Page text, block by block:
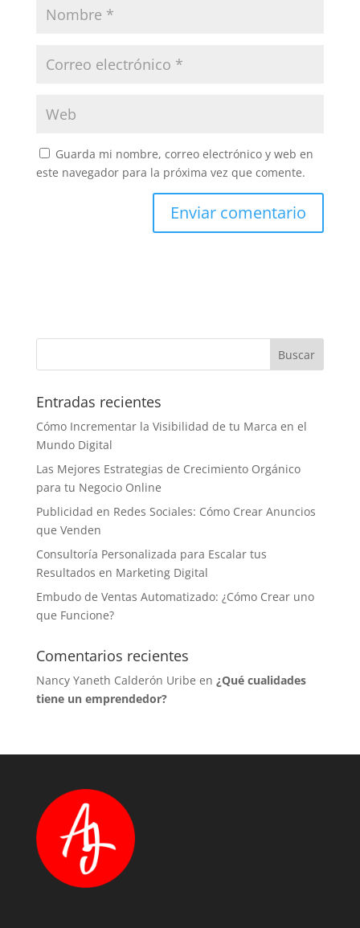
Guarda mi nombre, correo electrónico y web en
este navegador para la próxima vez que comente.
Entradas recientes
Cómo Incrementar la Visibilidad de tu Marca en el
Mundo Digital
Las Mejores Estrategias de Crecimiento Orgánico
para tu Negocio Online
Publicidad en Redes Sociales: Cómo Crear Anuncios
que Venden
Consultoría Personalizada para Escalar tus
Resultados en Marketing Digital
Embudo de Ventas Automatizado: ¿Cómo Crear uno
que Funcione?
Comentarios recientes
Nancy Yaneth Calderón Uribe en ¿Qué cualidades
tiene un emprendedor?